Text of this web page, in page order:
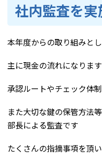
社内監査を
本年度からの取り組みと
主に現金の流れになります
承認ルートやチェック体制
また大切な鍵の保管方法
部長による監査です
たくさんの指摘事項を頂